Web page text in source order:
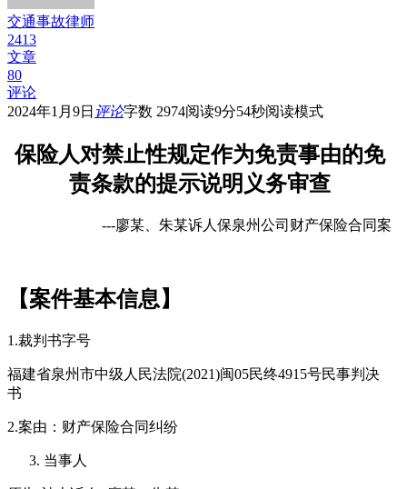
交通事故律师
2413
文章
80
评论
2024年1月9日 评论字数 2974阅读9分54秒阅读模式
保险人对禁止性规定作为免责事由的免
责条款的提示说明义务审查
---廖某、朱某诉人保泉州公司财产保险合同案
【案件基本信息】
1.裁判书字号
福建省泉州市中级人民法院(2021)闽05民终4915号民事判决
书
2.案由：财产保险合同纠纷
当事人